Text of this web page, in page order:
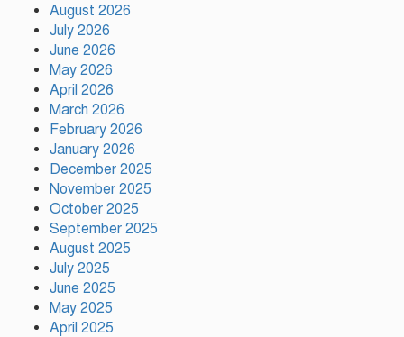
জমিয়ত
August 2026
July 2026
June 2026
May 2026
April 2026
March 2026
February 2026
January 2026
December 2025
November 2025
October 2025
September 2025
August 2025
July 2025
June 2025
May 2025
April 2025